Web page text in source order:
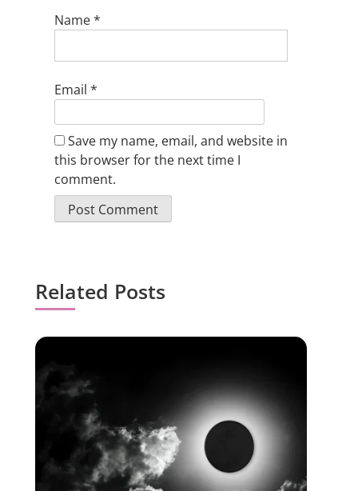
Name*
Email *
Save my name, email, and website in
this browser for the next time I
comment.
Related Posts